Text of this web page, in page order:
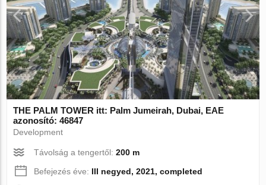
THE PALM TOWER itt: Palm Jumeirah, Dubai, EAE
azonosító: 46847
Development
Távolság a tengertől:200 m
Befejezés éve: III negyed, 2021, completed